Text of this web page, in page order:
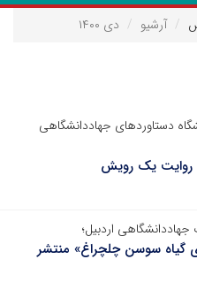
آرشیو دی ۱۴۰۰
دستاوردهای جهاددانشگاهی
روایت یک رویش
اردبیل؛
گیاه سوسن چلچراغ» منتشر